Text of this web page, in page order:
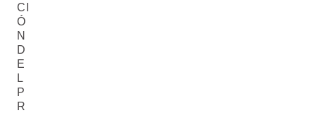
CI
Ó
N
D
E
L
P
R